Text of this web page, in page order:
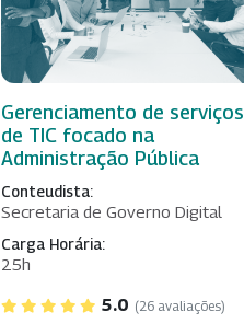
Gerenciamento de serviços
de TIC focado na
Administração Pública
Conteudista:
Secretaria de Governo Digital
Carga Horária:
25h
5.0 (26 avaliações)